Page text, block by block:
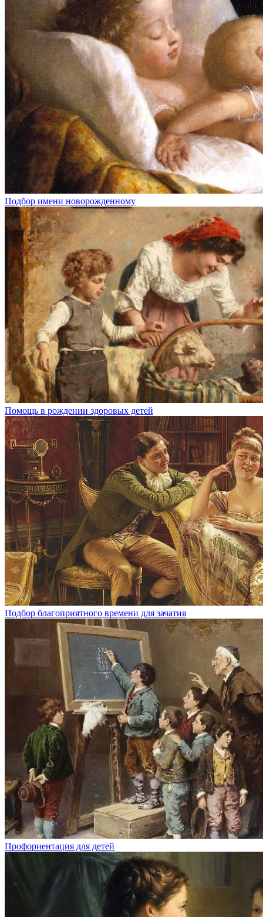
Подбор имени новорожденному
Помощь в рождении здоровых детей
Подбор благоприятного времени для зачатия
Профориентация для детей